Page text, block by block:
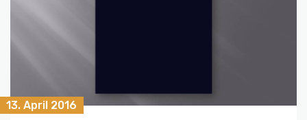
13. April 2016